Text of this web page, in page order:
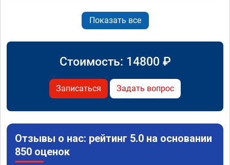
Показать все
Стоимость: 14800 ₽
Записаться Задать вопрос
Отзывы о нас: рейтинг 5.0 на основании
850 оценок